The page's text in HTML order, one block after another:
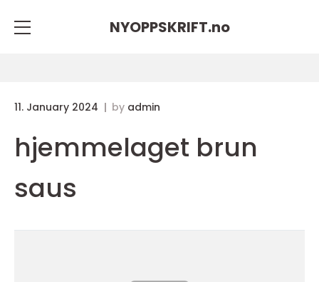
NYOPPSKRIFT.no
11. January 2024 by admin
hjemmelaget brun
saus